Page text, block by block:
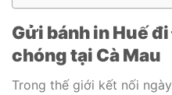
Gửi bánh in Huế
chóng tại Cà Mau
Trong thế giới kết nối